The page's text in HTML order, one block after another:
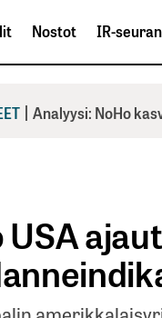
Nostot IR-
| Analyysi: NoHo
USA